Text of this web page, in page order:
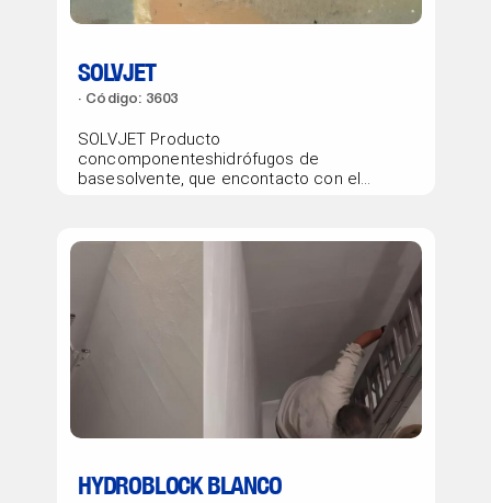
SOLVJET
Código: 3603
SOLVJET Producto
concomponenteshidrófugos de
basesolvente, que encontacto con el
HYDROBLOCK BLANCO